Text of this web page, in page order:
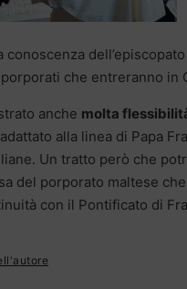
conoscenza
che entreranno in
anche molta
alla linea di Papa
Un tratto però che
del porporato maltese
con il Pontificato di